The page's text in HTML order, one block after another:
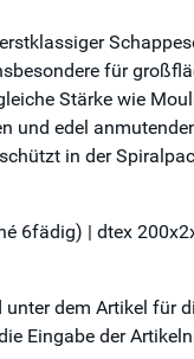
für
Stärke wie
und edel
in der
6fädig) | dtex
unter dem Artikel
Eingabe der